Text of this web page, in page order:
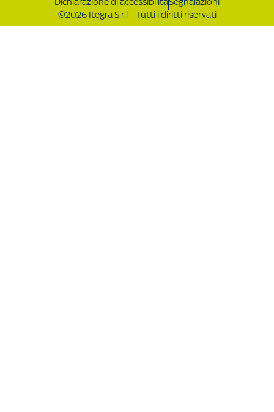
©2026 Itegra S.r.l – Tutti i diritti riservati